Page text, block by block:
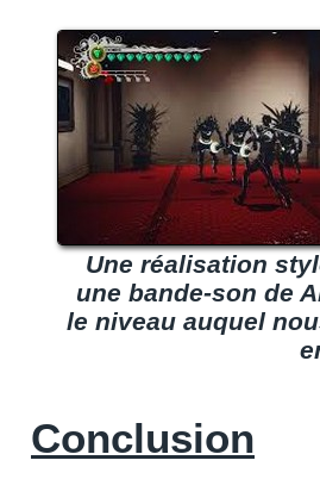
Une réalisation
une bande-son de
le niveau auquel
Conclusion